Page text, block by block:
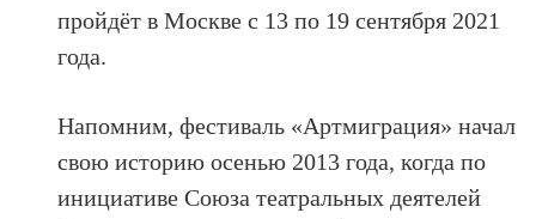
пройдёт в Москве с 13 по 19 сентября 2021
года.
Напомним, фестиваль «Артмиграция» начал
свою историю осенью 2013 года, когда по
инициативе Союза театральных деятелей